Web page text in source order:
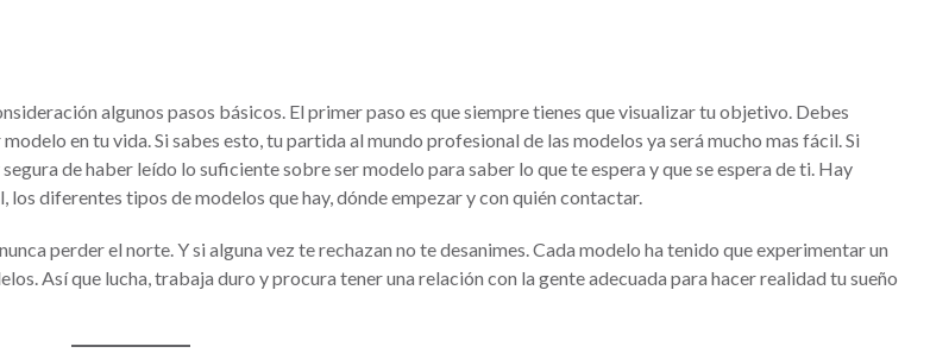
algunos pasos básicos. El primer paso es que siempre tienes que visualizar tu objetivo. Debes
en tu vida. Si sabes esto, tu partida al mundo profesional de las modelos ya será mucho mas fácil. Si
de haber leído lo suficiente sobre ser modelo para saber lo que te espera y que se espera de ti. Hay
diferentes tipos de modelos que hay, dónde empezar y con quién contactar.
perder el norte. Y si alguna vez te rechazan no te desanimes. Cada modelo ha tenido que experimentar un
Así que lucha, trabaja duro y procura tener una relación con la gente adecuada para hacer realidad tu sueño